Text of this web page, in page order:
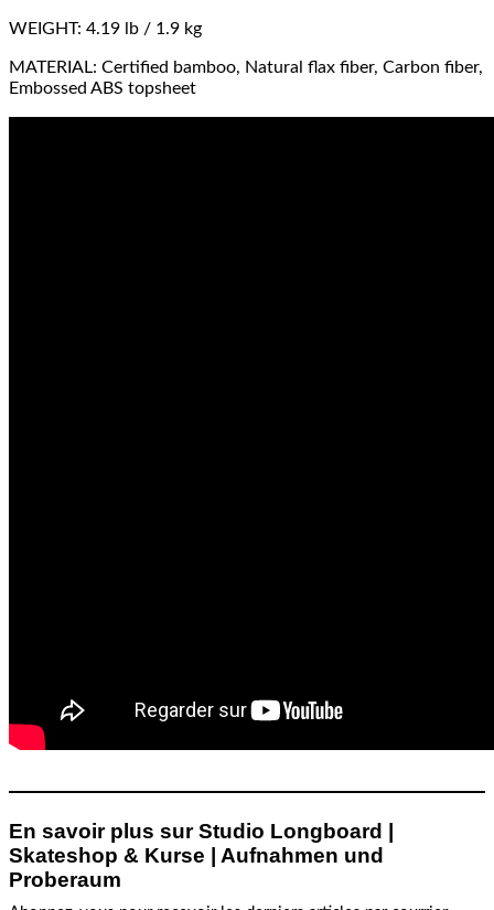
WEIGHT: 4.19 lb / 1.9 kg
MATERIAL: Certified bamboo, Natural flax fiber, Carbon fiber,
Embossed ABS topsheet
En savoir plus sur Studio Longboard |
Skateshop & Kurse | Aufnahmen und
Proberaum